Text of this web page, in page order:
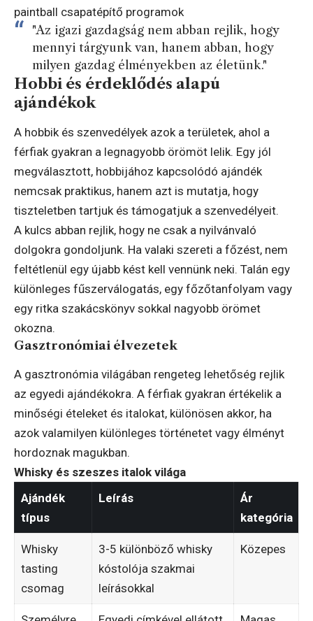
paintball csapatépítő programok
"Az igazi gazdagság nem abban rejlik, hogy
mennyi tárgyunk van, hanem abban, hogy
milyen gazdag élményekben az életünk."
Hobbi és érdeklődés alapú
ajándékok
A hobbik és szenvedélyek azok a területek, ahol a
férfiak gyakran a legnagyobb örömöt lelik. Egy jól
megválasztott, hobbijához kapcsolódó ajándék
nemcsak praktikus, hanem azt is mutatja, hogy
tiszteletben tartjuk és támogatjuk a szenvedélyeit.
A kulcs abban rejlik, hogy ne csak a nyilvánvaló
dolgokra gondoljunk. Ha valaki szereti a főzést, nem
feltétlenül egy újabb kést kell vennünk neki. Talán egy
különleges fűszerválogatás, egy főzőtanfolyam vagy
egy ritka szakácskönyv sokkal nagyobb örömet
okozna.
Gasztronómiai élvezetek
A gasztronómia világában rengeteg lehetőség rejlik
az egyedi ajándékokra. A férfiak gyakran értékelik a
minőségi ételeket és italokat, különösen akkor, ha
azok valamilyen különleges történetet vagy élményt
hordoznak magukban.
Whisky és szeszes italok világa
Ajándék
típus
Leírás
Ár
kategória
Whisky
tasting
csomag
3-5 különböző whisky
kóstolója szakmai
leírásokkal
Közepes